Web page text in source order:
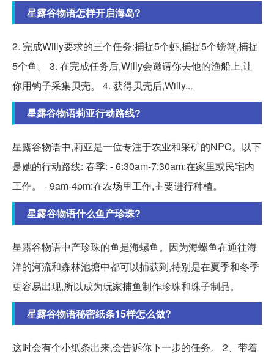
星露谷物语怎样开启海岛?
2. 完成Willy要求的三个任务:捕捉5个虾,捕捉5个螃蟹,捕捉
5个鱼。 3. 在完成任务后,Willy会邀请你去他的渔船上,让
你用钩子采集贝壳。 4. 获得贝壳后,Willy...
星露谷物语莉亚行动路线?
星露谷物语中,莉亚是一位专注于农业和采矿的NPC。以下
是她的行动路线: 春季: - 6:30am-7:30am:在家里或民宅内
工作。 - 9am-4pm:在农场里工作,主要进行种植。
星露谷物语什么鱼产珍珠?
星露谷物语中产珍珠的鱼是海螺鱼。因为海螺鱼在通往海
洋的河流和森林池塘中都可以捕获到,特别是在夏季和冬季
更容易出现,所以成为玩家捕鱼制作珍珠和珠子制品。
星露谷物语秘密纸条15样怎么做?
这时会有个小纸条出来,会告诉你下一步的任务。 2、带着